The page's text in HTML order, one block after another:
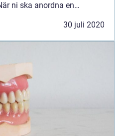
ni ska anordna en
30 juli 2020